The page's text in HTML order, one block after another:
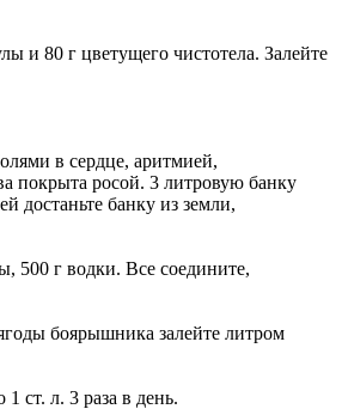
и 80 г цветущего чистотела. Залейте
в сердце, аритмией,
покрыта росой. 3 литровую банку
достаньте банку из земли,
500 г водки. Все соедините,
боярышника залейте литром
ст. л. 3 раза в день.